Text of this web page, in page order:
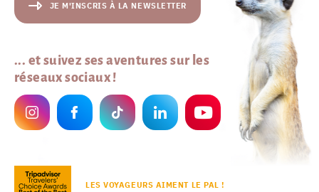
JE M'INSCRIS À LA NEWSLETTER
... et suivez ses aventures sur les
réseaux sociaux !
LES VOYAGEURS AIMENT LE PAL !